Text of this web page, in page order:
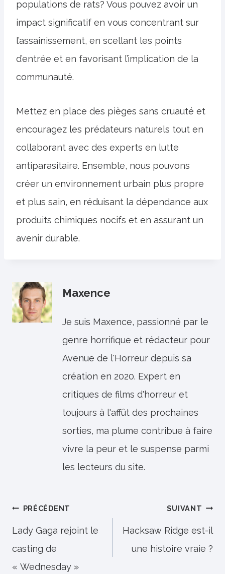
populations de rats? Vous pouvez avoir un
impact significatif en vous concentrant sur
l’assainissement, en scellant les points
d’entrée et en favorisant l’implication de la
communauté.
Mettez en place des pièges sans cruauté et
encouragez les prédateurs naturels tout en
collaborant avec des experts en lutte
antiparasitaire. Ensemble, nous pouvons
créer un environnement urbain plus propre
et plus sain, en réduisant la dépendance aux
produits chimiques nocifs et en assurant un
avenir durable.
Maxence
Je suis Maxence, passionné par le
genre horrifique et rédacteur pour
Avenue de l'Horreur depuis sa
création en 2020. Expert en
critiques de films d'horreur et
toujours à l'affût des prochaines
sorties, ma plume contribue à faire
vivre la peur et le suspense parmi
les lecteurs du site.
Navigation
de
l’article
PRÉCÉDENT
Lady Gaga rejoint le
casting de
« Wednesday »
SUIVANT
Hacksaw Ridge est-il
une histoire vraie ?